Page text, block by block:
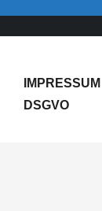
IMPRESSUM
DSGVO